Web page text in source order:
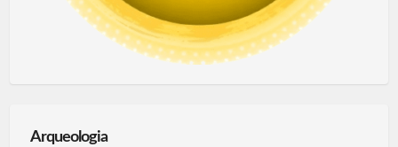
Arqueologia